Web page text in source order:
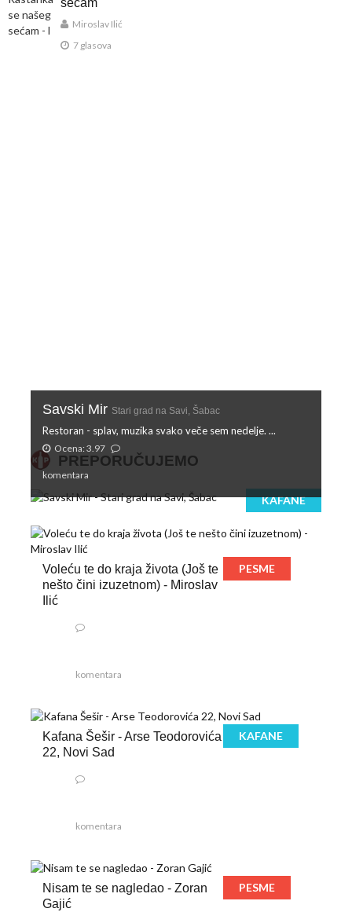
Miroslav Ilić
7 glasova
PREPORUČUJEMO
KAFANE
Savski Mir Stari grad na Savi, Šabac
Restoran - splav, muzika svako veče sem nedelje. ...
Ocena: 3.97
komentara
Voleću te do kraja života (Još te
nešto čini izuzetnom) - Miroslav
Ilić
PESME
komentara
Kafana Šešir - Arse Teodorovića
22, Novi Sad
KAFANE
komentara
Nisam te se nagledao - Zoran
Gajić
PESME